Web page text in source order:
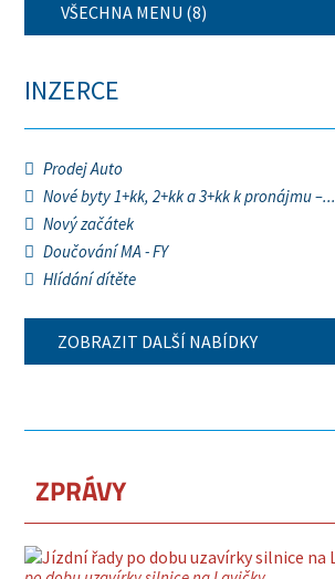
VŠECHNA MENU (8)
INZERCE
Prodej Auto
Nové byty 1+kk, 2+kk a 3+kk k pronájmu –...
Nový začátek
Doučování MA - FY
Hlídání dítěte
ZOBRAZIT DALŠÍ NABÍDKY
ZPRÁVY